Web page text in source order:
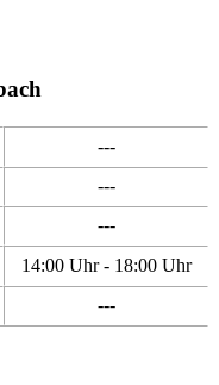
---
---
---
14:00 Uhr - 18:00 Uhr
---